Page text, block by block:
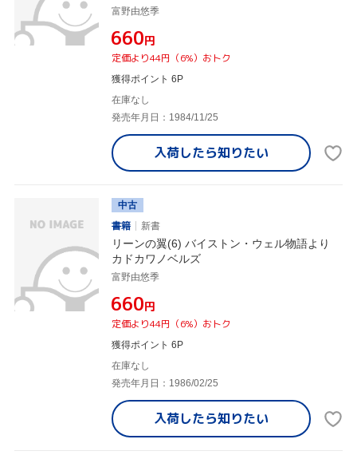
富野由悠季
¥660円
定価より44円（6%）おトク
獲得ポイント 6P
在庫なし
発売年月日：1984/11/25
入荷したら知りたい
中古
書籍
新書
リーンの翼(6) バイストン・ウェル物語より
カドカワノベルズ
富野由悠季
¥660円
定価より44円（6%）おトク
獲得ポイント 6P
在庫なし
発売年月日：1986/02/25
入荷したら知りたい